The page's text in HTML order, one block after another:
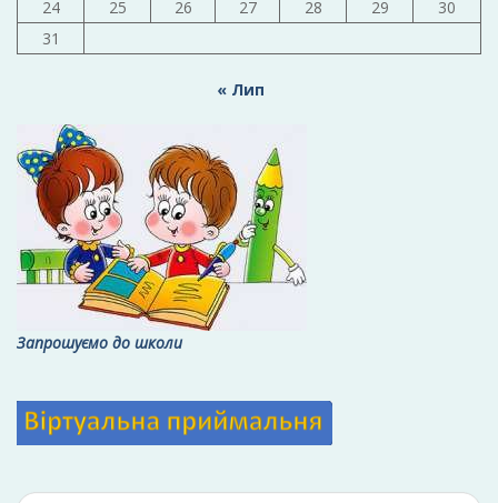
24 25 26 27 28 29
30
31
« Лип
Запрошуємо до школи